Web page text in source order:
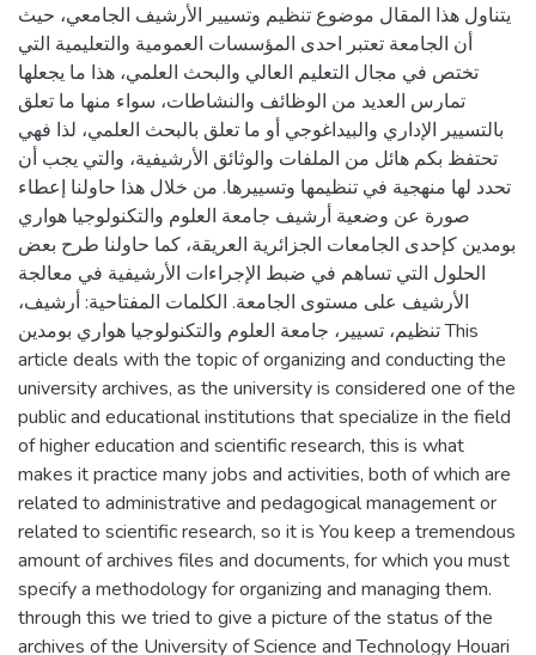
يتناول هذا المقال موضوع تنظيم وتسيير الأرشيف الجامعي، حيث
أن الجامعة تعتبر احدى المؤسسات العمومية والتعليمية التي
تختص في مجال التعليم العالي والبحث العلمي، هذا ما يجعلها
تمارس العديد من الوظائف والنشاطات، سواء منها ما تعلق
بالتسيير الإداري والبيداغوجي أو ما تعلق بالبحث العلمي، لذا فهي
تحتفظ بكم هائل من الملفات والوثائق الأرشيفية، والتي يجب أن
تحدد لها منهجية في تنظيمها وتسييرها. من خلال هذا حاولنا إعطاء
صورة عن وضعية أرشيف جامعة العلوم والتكنولوجيا هواري
بومدين كإحدى الجامعات الجزائرية العريقة، كما حاولنا طرح بعض
الحلول التي تساهم في ضبط الإجراءات الأرشيفية في معالجة
الأرشيف على مستوى الجامعة. الكلمات المفتاحية: أرشيف،
تنظيم، تسيير، جامعة العلوم والتكنولوجيا هواري بومدين This
article deals with the topic of organizing and conducting the
university archives, as the university is considered one of the
public and educational institutions that specialize in the field
of higher education and scientific research, this is what
makes it practice many jobs and activities, both of which are
related to administrative and pedagogical management or
related to scientific research, so it is You keep a tremendous
amount of archives files and documents, for which you must
specify a methodology for organizing and managing them.
through this we tried to give a picture of the status of the
archives of the University of Science and Technology Houari